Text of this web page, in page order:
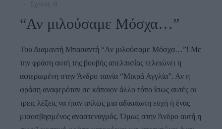
Σχόλια: 0
“Αν μιλούσαμε Μόσχα…”
Του Διαμαντή Μπασαντή “Αν μιλούσαμε Μόσχα…”! Με
την φράση αυτή της βουβής απελπισίας τελειώνει η
αφιερωμένη στην Άνδρο ταινία “Μικρά Αγγλία”. Αν η
φράση αναφερόταν σε κάποιον άλλο τόπο ίσως αυτές οι
τρεις λέξεις να ήταν απλώς μια αδικαίωτη ευχή ή ένας
μισοσβησμένος αναστεναγμός. Όμως στην Άνδρο αυτή η